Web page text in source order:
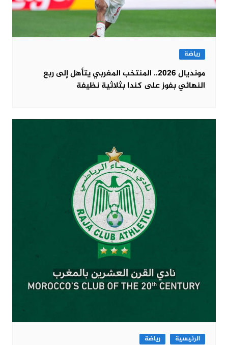
رياضة
مونديال 2026.. المنتخب المغربي يتأهل إلى ربع
النهائي بفوز على كندا بثلاثية نظيفة
الرئيسية رياضة